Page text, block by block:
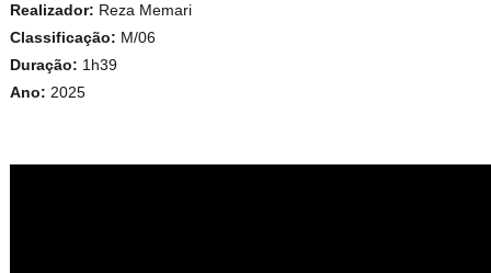
Realizador: Reza Memari
Classificação: M/06
Duração: 1h39
Ano: 2025